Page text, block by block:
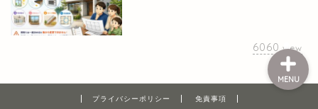
6060 view
プライバシーポリシー 免責事項
MENU